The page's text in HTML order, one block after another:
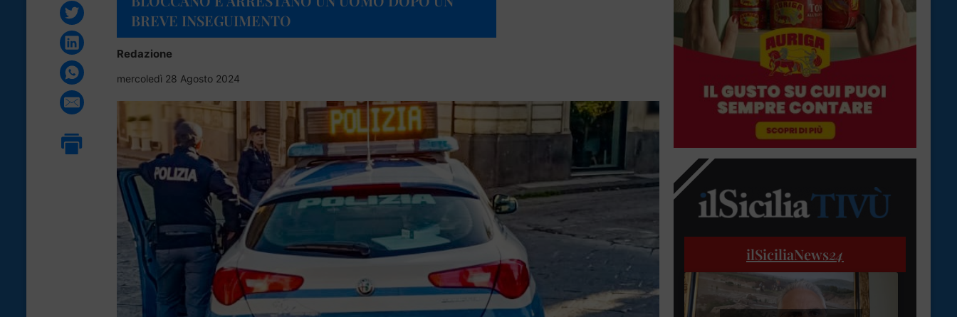
BREVE INSEGUIMENTO
Redazione
mercoledì 28 Agosto 2024
ilSiciliaNews24